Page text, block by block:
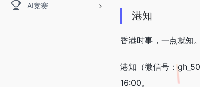
AI竞赛
港知
香港时事，一点就知。
港知（微信号：
16:00。